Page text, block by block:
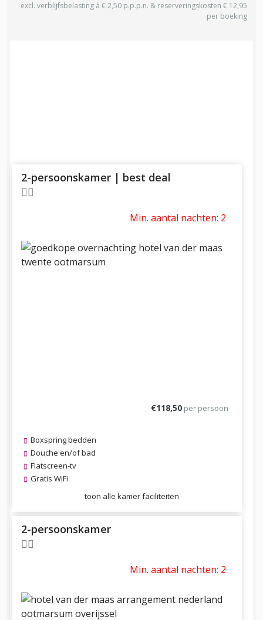
excl. verblijfsbelasting à € 2,50 p.p.p.n. & reserveringskosten € 12,95
per boeking
2-persoonskamer | best deal
Min. aantal nachten: 2
€118,50 per persoon
Boxspring bedden
Douche en/of bad
Flatscreen-tv
Gratis WiFi
toon alle kamer faciliteiten
2-persoonskamer
Min. aantal nachten: 2